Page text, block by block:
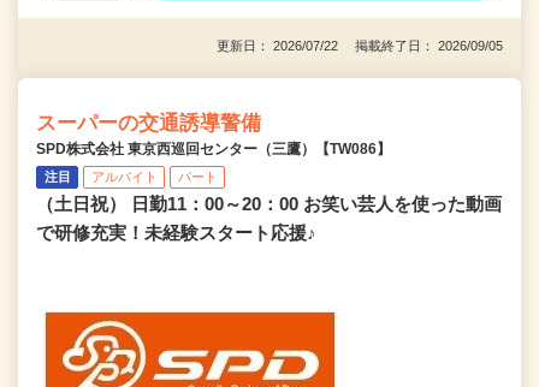
更新日： 2026/07/22 掲載終了日： 2026/09/05
スーパーの交通誘導警備
SPD株式会社 東京西巡回センター（三鷹）【TW086】
注目 アルバイト パート
（土日祝） 日勤11：00～20：00 お笑い芸人を使った動画
で研修充実！未経験スタート応援♪